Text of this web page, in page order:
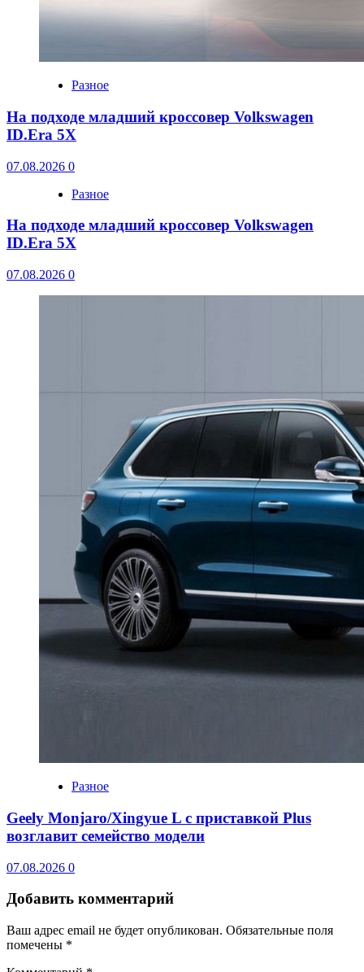
Разное
На подходе младший кроссовер Volkswagen
ID.Era 5X
07.08.2026 0
Разное
На подходе младший кроссовер Volkswagen
ID.Era 5X
07.08.2026 0
Разное
Geely Monjaro/Xingyue L с приставкой Plus
возглавит семейство модели
07.08.2026 0
Добавить комментарий
Ваш адрес email не будет опубликован. Обязательные поля
помечены *